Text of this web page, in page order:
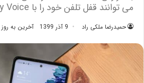
می توانند قفل تلفن خود را با Bixby Voice باز کنند.
حمیدرضا ملکی راد 9 آذر 1399 آخرین به روز